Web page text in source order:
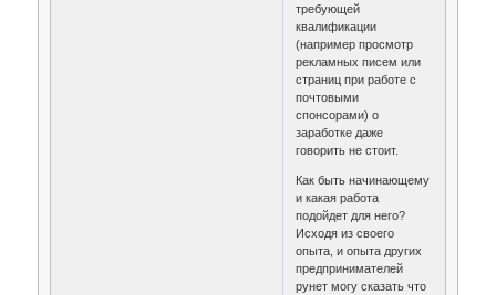
требующей
квалификации
(например просмотр
рекламных писем или
страниц при работе с
почтовыми
спонсорами) о
заработке даже
говорить не стоит.
Как быть начинающему
и какая работа
подойдет для него?
Исходя из своего
опыта, и опыта других
предпринимателей
рунет могу сказать что